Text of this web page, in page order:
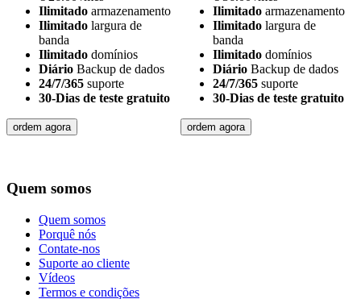
Ilimitado armazenamento
Ilimitado largura de
banda
Ilimitado domínios
Diário Backup de dados
24/7/365 suporte
30-Dias de teste gratuito
ordem agora
Ilimitado armazenamento
Ilimitado largura de
banda
Ilimitado domínios
Diário Backup de dados
24/7/365 suporte
30-Dias de teste gratuito
ordem agora
Quem somos
Quem somos
Porquê nós
Contate-nos
Suporte ao cliente
Vídeos
Termos e condições